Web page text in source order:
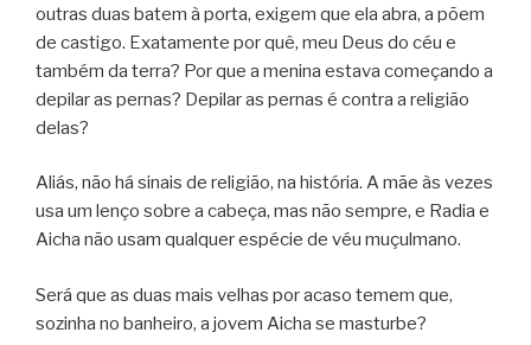
outras duas batem à porta, exigem que ela abra, a põem
de castigo. Exatamente por quê, meu Deus do céu e
também da terra? Por que a menina estava começando a
depilar as pernas? Depilar as pernas é contra a religião
delas?
Aliás, não há sinais de religião, na história. A mãe às vezes
usa um lenço sobre a cabeça, mas não sempre, e Radia e
Aicha não usam qualquer espécie de véu muçulmano.
Será que as duas mais velhas por acaso temem que,
sozinha no banheiro, a jovem Aicha se masturbe?